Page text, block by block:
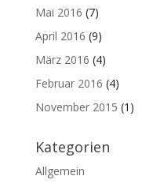
Mai 2016 (7)
April 2016 (9)
März 2016 (4)
Februar 2016 (4)
November 2015 (1)
Kategorien
Allgemein